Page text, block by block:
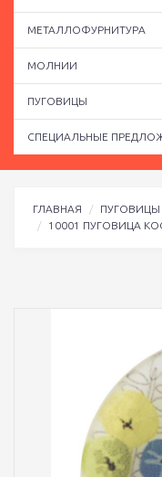
МЕТАЛЛОФУРНИТУРА
МОЛНИИ
ПУГОВИЦЫ
СПЕЦИАЛЬНЫЕ
ГЛАВНАЯ ПУГОВИЦЫ
10001 ПУГОВИЦА